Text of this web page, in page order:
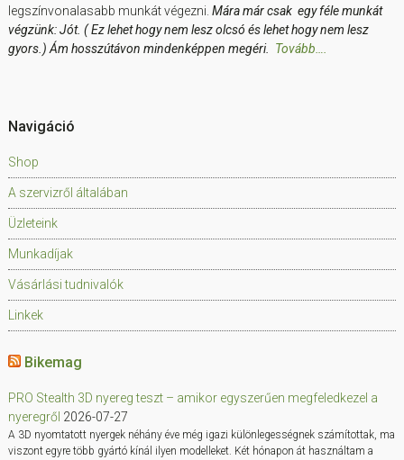
legszínvonalasabb munkát végezni. Mára már csak egy féle munkát
végzünk: Jót. ( Ez lehet hogy nem lesz olcsó és lehet hogy nem lesz
gyors.) Ám hosszútávon mindenképpen megéri. Tovább….
Navigáció
Shop
A szervizről általában
Üzleteink
Munkadíjak
Vásárlási tudnivalók
Linkek
Bikemag
PRO Stealth 3D nyereg teszt – amikor egyszerűen megfeledkezel a
nyeregről 2026-07-27
A 3D nyomtatott nyergek néhány éve még igazi különlegességnek számítottak, ma
viszont egyre több gyártó kínál ilyen modelleket. Két hónapon át használtam a